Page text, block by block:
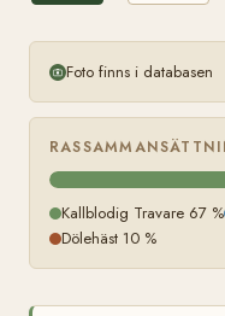
Foto finns i databasen
Kallblodig Travare 67 %
Dölehäst 10 %